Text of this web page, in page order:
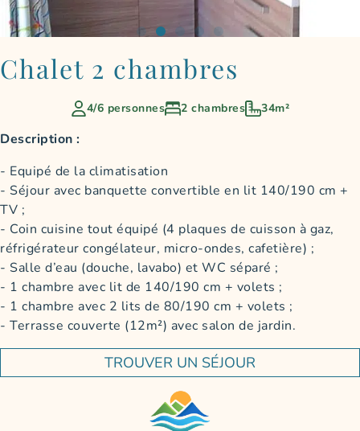
Chalet 2 chambres
4/6 personnes 2 chambres 34m²
Description :
Equipé de la climatisation
Séjour avec banquette convertible en lit 140/190 cm +
TV ;
Coin cuisine tout équipé (4 plaques de cuisson à gaz,
réfrigérateur congélateur, micro-ondes, cafetière) ;
Salle d’eau (douche, lavabo) et WC séparé ;
1 chambre avec lit de 140/190 cm + volets ;
1 chambre avec 2 lits de 80/190 cm + volets ;
Terrasse couverte (12m²) avec salon de jardin.
TROUVER UN SÉJOUR